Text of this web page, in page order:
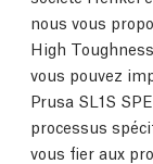
nous vous
High
vous pouvez
Prusa SL1S
processus
vous fier aux